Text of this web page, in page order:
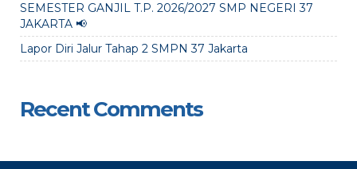
SEMESTER GANJIL T.P. 2026/2027 SMP NEGERI 37
JAKARTA 📢
Lapor Diri Jalur Tahap 2 SMPN 37 Jakarta
Recent Comments